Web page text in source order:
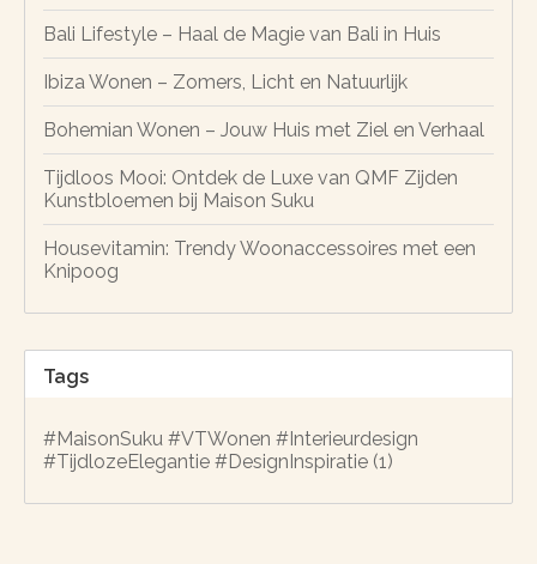
Bali Lifestyle – Haal de Magie van Bali in Huis
Ibiza Wonen – Zomers, Licht en Natuurlijk
Bohemian Wonen – Jouw Huis met Ziel en Verhaal
Tijdloos Mooi: Ontdek de Luxe van QMF Zijden
Kunstbloemen bij Maison Suku
Housevitamin: Trendy Woonaccessoires met een
Knipoog
Tags
#MaisonSuku #VTWonen #Interieurdesign
#TijdlozeElegantie #DesignInspiratie (1)